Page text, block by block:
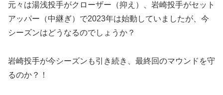
元々は湯浅投手がクローザー（抑え）、岩崎投手がセット
アッパー（中継ぎ）で2023年は始動していましたが、今
シーズンはどうなるのでしょうか？
岩崎投手が今シーズンも引き続き、最終回のマウンドを守
るのか？！